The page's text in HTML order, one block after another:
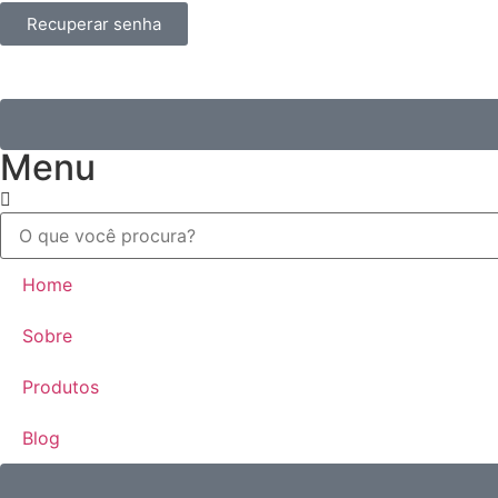
Recuperar senha
Menu
Home
Sobre
Produtos
Blog